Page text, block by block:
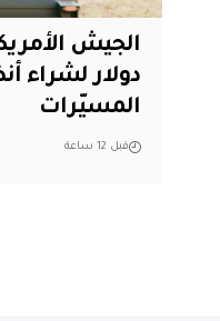
دولار لشراء
المسيّرات
قبل 12 ساعة